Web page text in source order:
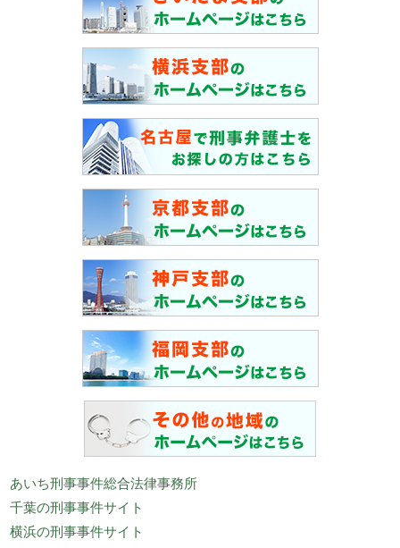
あいち刑事事件総合法律事務所
千葉の刑事事件サイト
横浜の刑事事件サイト